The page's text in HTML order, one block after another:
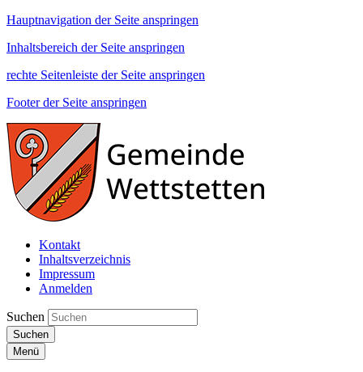
Hauptnavigation der Seite anspringen
Inhaltsbereich der Seite anspringen
rechte Seitenleiste der Seite anspringen
Footer der Seite anspringen
Kontakt
Inhaltsverzeichnis
Impressum
Anmelden
Suchen
Suchen
Menü